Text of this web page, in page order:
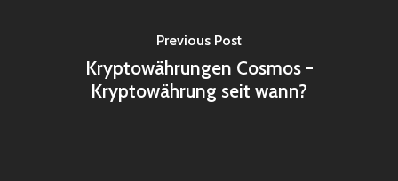
Previous Post
Kryptowährungen Cosmos -
Kryptowährung seit wann?